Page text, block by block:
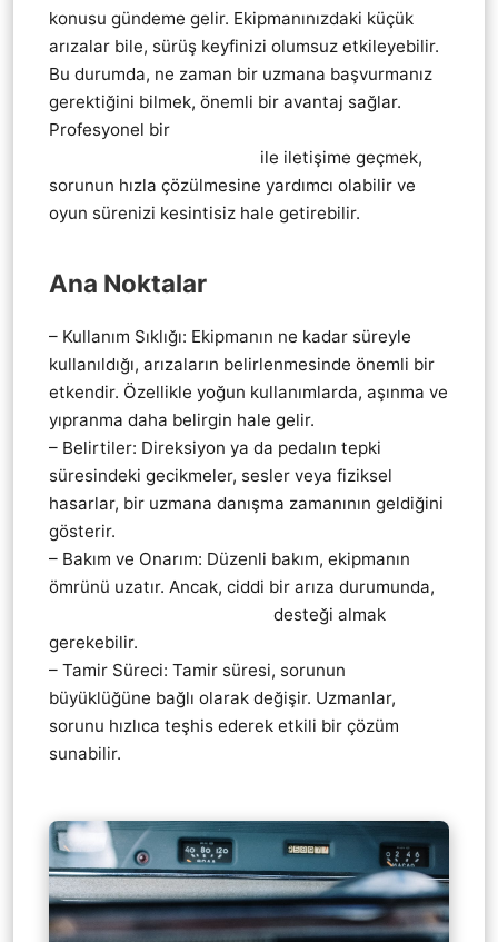
konusu gündeme gelir. Ekipmanınızdaki küçük
arızalar bile, sürüş keyfinizi olumsuz etkileyebilir.
Bu durumda, ne zaman bir uzmana başvurmanız
gerektiğini bilmek, önemli bir avantaj sağlar.
Profesyonel bir
ile iletişime geçmek,
sorunun hızla çözülmesine yardımcı olabilir ve
oyun sürenizi kesintisiz hale getirebilir.
Ana Noktalar
– Kullanım Sıklığı: Ekipmanın ne kadar süreyle
kullanıldığı, arızaların belirlenmesinde önemli bir
etkendir. Özellikle yoğun kullanımlarda, aşınma ve
yıpranma daha belirgin hale gelir.
– Belirtiler: Direksiyon ya da pedalın tepki
süresindeki gecikmeler, sesler veya fiziksel
hasarlar, bir uzmana danışma zamanının geldiğini
gösterir.
– Bakım ve Onarım: Düzenli bakım, ekipmanın
ömrünü uzatır. Ancak, ciddi bir arıza durumunda,
desteği almak
gerekebilir.
– Tamir Süreci: Tamir süresi, sorunun
büyüklüğüne bağlı olarak değişir. Uzmanlar,
sorunu hızlıca teşhis ederek etkili bir çözüm
sunabilir.